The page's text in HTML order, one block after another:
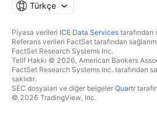
Türkçe
Piyasa verileri ICE Data Services tarafından
Referans verileri FactSet tarafından
FactSet Research Systems Inc.
Telif Hakkı © 2026, American Bankers
FactSet Research Systems Inc. tarafından
saklıdır.
SEC dosyaları ve diğer belgeler Quartr
© 2026 TradingView, Inc.